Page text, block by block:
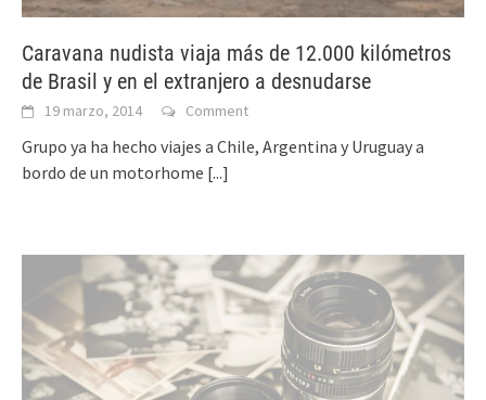
Caravana nudista viaja más de 12.000 kilómetros
de Brasil y en el extranjero a desnudarse
19 marzo, 2014 Comment
Grupo ya ha hecho viajes a Chile, Argentina y Uruguay a
bordo de un motorhome [...]